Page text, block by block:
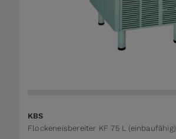
KBS
Flockeneisbereiter KF 75 L (einbaufähig)